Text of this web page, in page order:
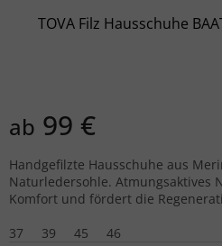
TOVA Filz Hausschuhe
ab 99 €
Handgefilzte Hausschuhe aus
Naturledersohle. Atmungsaktives
Komfort und fördert die
37
39 45 46